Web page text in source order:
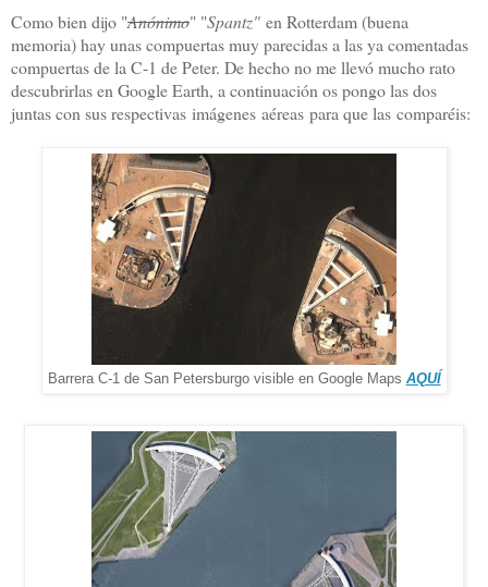
Como bien dijo "Anónimo" "Spantz" en Rotterdam (buena
memoria) hay unas compuertas muy parecidas a las ya comentadas
compuertas de la C-1 de Peter. De hecho no me llevó mucho rato
descubrirlas en Google Earth, a continuación os pongo las dos
juntas con sus respectivas imágenes aéreas para que las comparéis:
Barrera C-1 de San Petersburgo visible en Google Maps AQUÍ